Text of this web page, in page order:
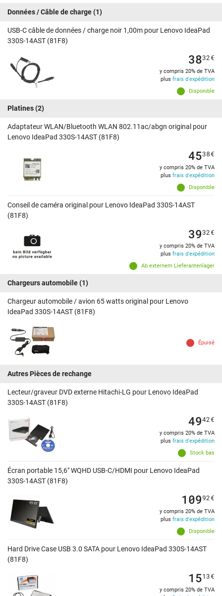
Données / Câble de charge(1)
USB-C câble de données / charge noir 1,00m pour Lenovo IdeaPad
330S-14AST (81F8)
Disponible
3832€
y compris 20% de TVA
plus frais d'expédition
Platines(2)
Adaptateur WLAN/Bluetooth WLAN 802.11ac/abgn original pour
Lenovo IdeaPad 330S-14AST (81F8)
Disponible
4538€
y compris 20% de TVA
plus frais d'expédition
Conseil de caméra original pour Lenovo IdeaPad 330S-14AST
(81F8)
Ab externem Lieferantenlager
3932€
y compris 20% de TVA
plus frais d'expédition
Chargeurs automobile(1)
Chargeur automobile / avion 65 watts original pour Lenovo
IdeaPad 330S-14AST (81F8)
Épuisé
Autres Pièces de rechange
Lecteur/graveur DVD externe Hitachi-LG pour Lenovo IdeaPad
330S-14AST (81F8)
Stock bas
4942€
y compris 20% de TVA
plus frais d'expédition
Écran portable 15,6" WQHD USB-C/HDMI pour Lenovo IdeaPad
330S-14AST (81F8)
Disponible
10992€
y compris 20% de TVA
plus frais d'expédition
Hard Drive Case USB 3.0 SATA pour Lenovo IdeaPad 330S-14AST
(81F8)
1513€
y compris 20% de TVA